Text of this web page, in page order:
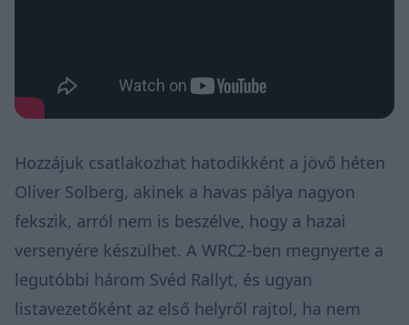
Hozzájuk csatlakozhat hatodikként a jövő héten
Oliver Solberg, akinek a havas pálya nagyon
fekszik, arról nem is beszélve, hogy a hazai
versenyére készülhet. A WRC2-ben megnyerte a
legutóbbi három Svéd Rallyt, és ugyan
listavezetőként az első helyről rajtol, ha nem